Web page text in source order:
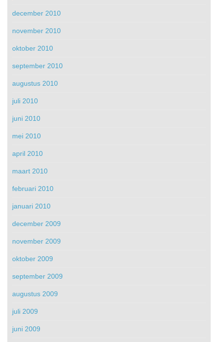
december 2010
november 2010
oktober 2010
september 2010
augustus 2010
juli 2010
juni 2010
mei 2010
april 2010
maart 2010
februari 2010
januari 2010
december 2009
november 2009
oktober 2009
september 2009
augustus 2009
juli 2009
juni 2009